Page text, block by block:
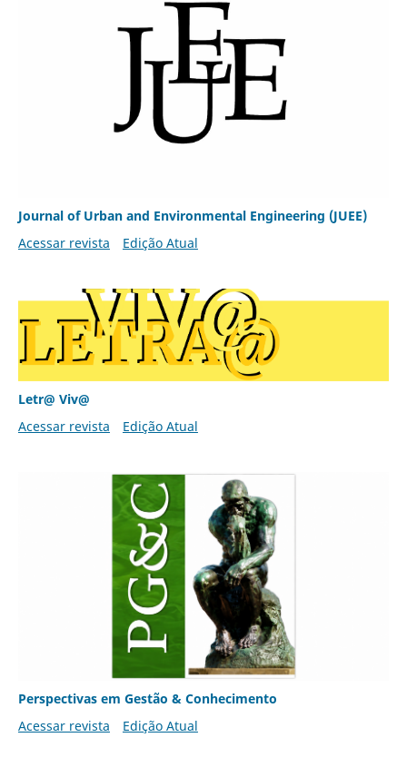
Journal of Urban and Environmental Engineering (JUEE)
Acessar revista
Edição Atual
Letr@ Viv@
Acessar revista
Edição Atual
Perspectivas em Gestão & Conhecimento
Acessar revista
Edição Atual